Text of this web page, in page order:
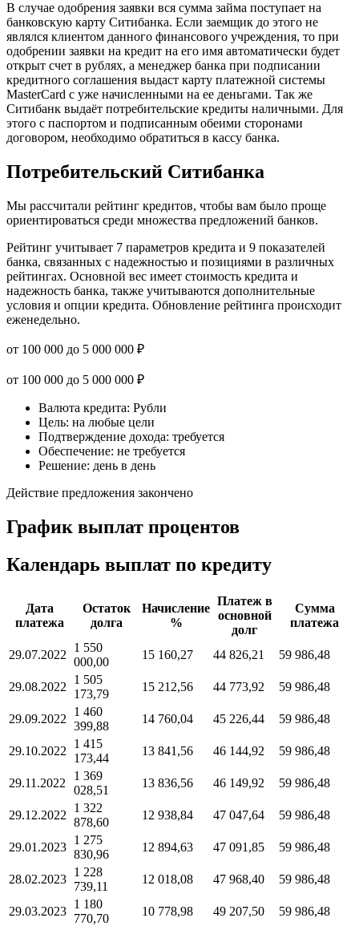
В случае одобрения заявки вся сумма займа поступает на
банковскую карту Ситибанка. Если заемщик до этого не
являлся клиентом данного финансового учреждения, то при
одобрении заявки на кредит на его имя автоматически будет
открыт счет в рублях, а менеджер банка при подписании
кредитного соглашения выдаст карту платежной системы
MasterCard с уже начисленными на ее деньгами. Так же
Ситибанк выдаёт потребительские кредиты наличными. Для
этого с паспортом и подписанным обеими сторонами
договором, необходимо обратиться в кассу банка.
Потребительский Ситибанка
Мы рассчитали рейтинг кредитов, чтобы вам было проще
ориентироваться среди множества предложений банков.
Рейтинг учитывает 7 параметров кредита и 9 показателей
банка, связанных с надежностью и позициями в различных
рейтингах. Основной вес имеет стоимость кредита и
надежность банка, также учитываются дополнительные
условия и опции кредита. Обновление рейтинга происходит
еженедельно.
от 100 000 до 5 000 000 ₽
от 100 000 до 5 000 000 ₽
Валюта кредита: Рубли
Цель: на любые цели
Подтверждение дохода: требуется
Обеспечение: не требуется
Решение: день в день
Действие предложения закончено
График выплат процентов
Календарь выплат по кредиту
Дата
платежа
Остаток
долга
Начисление
%
Платеж в
основной
долг
Сумма
платежа
29.07.2022
1 550
000,00
15 160,27 44 826,21 59 986,48
29.08.2022
1 505
173,79
15 212,56 44 773,92 59 986,48
29.09.2022
1 460
399,88
14 760,04 45 226,44 59 986,48
29.10.2022
1 415
173,44
13 841,56 46 144,92 59 986,48
29.11.2022
1 369
028,51
13 836,56 46 149,92 59 986,48
29.12.2022
1 322
878,60
12 938,84 47 047,64 59 986,48
29.01.2023
1 275
830,96
12 894,63 47 091,85 59 986,48
28.02.2023
1 228
739,11
12 018,08 47 968,40 59 986,48
29.03.2023
1 180
770,70
10 778,98 49 207,50 59 986,48